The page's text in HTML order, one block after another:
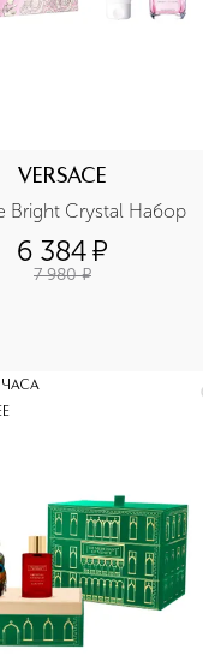
VERSACE
Bright Crystal Набор
6 384¤
7 980 ¤
ЧАСА